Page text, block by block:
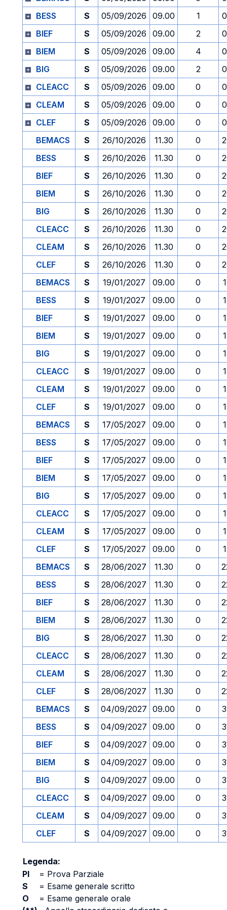
BESS
S 05/09/2026 09.00 1
BIEF
S 05/09/2026 09.00 2
BIEM
S 05/09/2026 09.00 4
BIG
S 05/09/2026 09.00 2
CLEACC
S 05/09/2026 09.00 0
CLEAM
S 05/09/2026 09.00 0
CLEF
S 05/09/2026 09.00 0
BEMACS
S 26/10/2026 11.30 0
BESS
S 26/10/2026 11.30 0
BIEF
S 26/10/2026 11.30 0
BIEM
S 26/10/2026 11.30 0
BIG
S 26/10/2026 11.30 0
CLEACC
S 26/10/2026 11.30 0
CLEAM
S 26/10/2026 11.30 0
CLEF
S 26/10/2026 11.30 0
BEMACS
S 19/01/2027 09.00 0
BESS
S 19/01/2027 09.00 0
BIEF
S 19/01/2027 09.00 0
BIEM
S 19/01/2027 09.00 0
BIG
S 19/01/2027 09.00 0
CLEACC
S 19/01/2027 09.00 0
CLEAM
S 19/01/2027 09.00 0
CLEF
S 19/01/2027 09.00 0
BEMACS
S 17/05/2027 09.00 0
BESS
S 17/05/2027 09.00 0
BIEF
S 17/05/2027 09.00 0
BIEM
S 17/05/2027 09.00 0
BIG
S 17/05/2027 09.00 0
CLEACC
S 17/05/2027 09.00 0
CLEAM
S 17/05/2027 09.00 0
CLEF
S 17/05/2027 09.00 0
BEMACS
S 28/06/2027 11.30 0
BESS
S 28/06/2027 11.30 0
BIEF
S 28/06/2027 11.30 0
BIEM
S 28/06/2027 11.30 0
BIG
S 28/06/2027 11.30 0
CLEACC
S 28/06/2027 11.30 0
CLEAM
S 28/06/2027 11.30 0
CLEF
S 28/06/2027 11.30 0
BEMACS
S 04/09/2027 09.00 0
BESS
S 04/09/2027 09.00 0
BIEF
S 04/09/2027 09.00 0
BIEM
S 04/09/2027 09.00 0
BIG
S 04/09/2027 09.00 0
CLEACC
S 04/09/2027 09.00 0
CLEAM
S 04/09/2027 09.00 0
CLEF
S 04/09/2027 09.00 0
Legenda:
PI
= Prova Parziale
S
= Esame generale scritto
O
= Esame generale orale